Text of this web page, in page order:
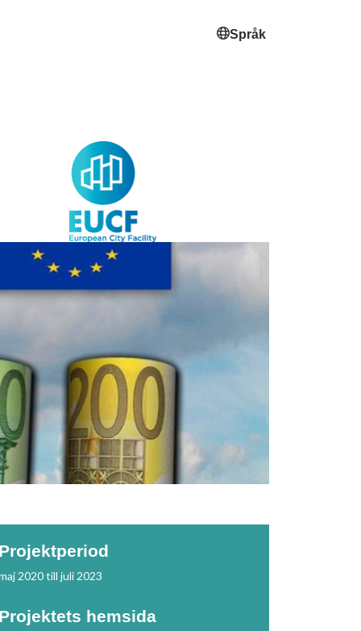
Språk
Projektperiod
2020 till juli 2023
Projektets hemsida